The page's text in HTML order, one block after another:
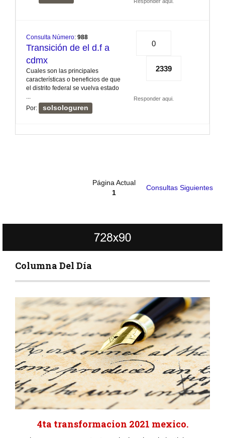
Consulta Número: 988
Transición de el d.f a
cdmx
Cuales son las principales
características o beneficios de que
el distrito federal se vuelva estado
...
Por:
solsologuren
0
2339
Responder aqui.
Página Actual
1
Consultas Siguientes
Columna Del Día
4ta transformacion 2021 mexico.